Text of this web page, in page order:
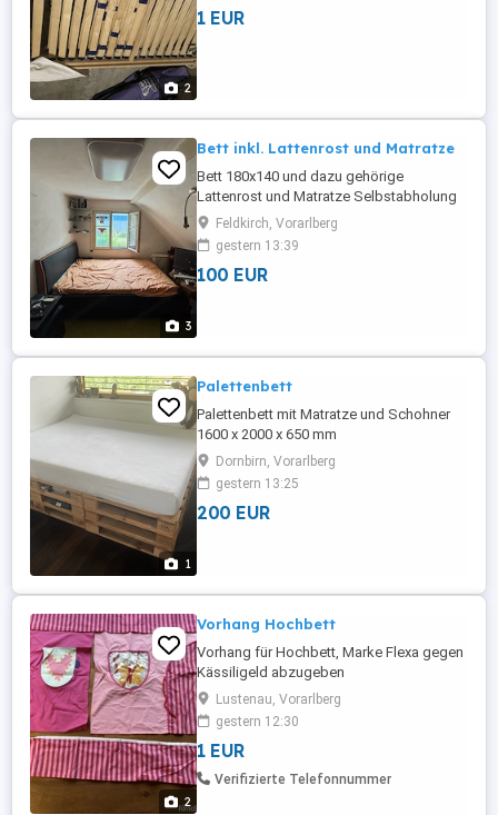
2
1 EUR
3
Bett inkl. Lattenrost und Matratze
Bett 180x140 und dazu gehörige
Lattenrost und Matratze Selbstabholung
Feldkirch, Vorarlberg
gestern 13:39
100 EUR
1
Palettenbett
Palettenbett mit Matratze und Schohner
1600 x 2000 x 650 mm
Dornbirn, Vorarlberg
gestern 13:25
200 EUR
2
Vorhang Hochbett
Vorhang für Hochbett, Marke Flexa gegen
Kässiligeld abzugeben
Lustenau, Vorarlberg
gestern 12:30
1 EUR
Verifizierte Telefonnummer